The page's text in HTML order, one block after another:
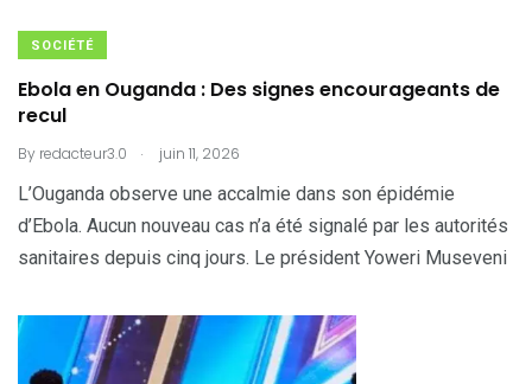
SOCIÉTÉ
Ebola en Ouganda : Des signes encourageants de
recul
By redacteur3.0 . juin 11, 2026
L’Ouganda observe une accalmie dans son épidémie
d’Ebola. Aucun nouveau cas n’a été signalé par les autorités
sanitaires depuis cinq jours. Le président Yoweri Museveni